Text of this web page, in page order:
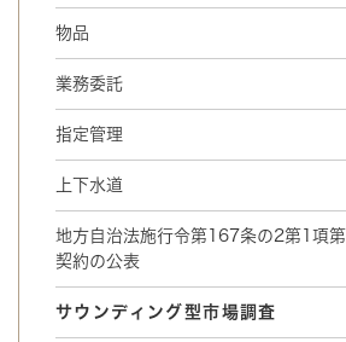
物品
業務委託
指定管理
上下水道
地方自治法施行令第167条の2第1項
契約の公表
サウンディング型市場調査